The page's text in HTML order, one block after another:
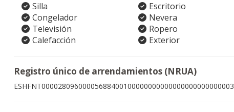
Silla Escritorio
Congelador
Nevera
Televisión
Ropero
Calefacción
Exterior
Registro único de arrendamientos (NRUA)
ESHFNT00002809600005688400100000000000000000000000003